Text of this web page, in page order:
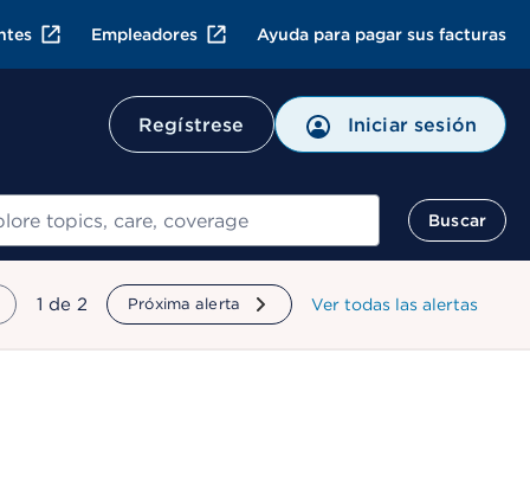
Empleadores Ayuda para pagar sus facturas
Regístrese Iniciar sesión
Buscar
mostrando
1 de 2 Próxima alerta Ver todas las alertas